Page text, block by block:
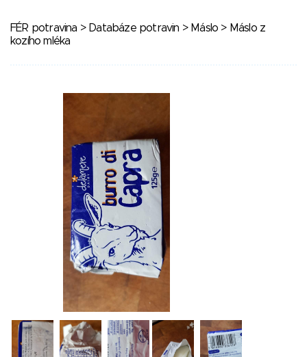
FÉR potravina > Databáze potravin > Máslo > Máslo z
kozího mléka